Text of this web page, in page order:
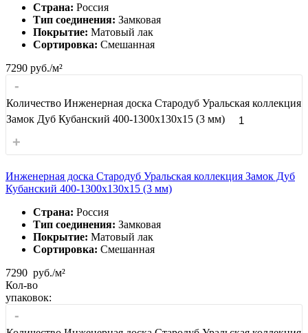
Страна: Россия
Тип соединения: Замковая
Покрытие: Матовый лак
Сортировка: Смешанная
7290 руб./м²
-
Количество Инженерная доска Стародуб Уральская коллекция
Замок Дуб Кубанский 400-1300x130x15 (3 мм)
+
Инженерная доска Стародуб Уральская коллекция Замок Дуб
Кубанский 400-1300x130x15 (3 мм)
Страна: Россия
Тип соединения: Замковая
Покрытие: Матовый лак
Сортировка: Смешанная
7290 руб./м²
Кол-во
упаковок:
-